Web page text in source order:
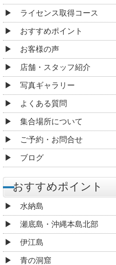
ライセンス取得コース
おすすめポイント
お客様の声
店舗・スタッフ紹介
写真ギャラリー
よくある質問
集合場所について
ご予約・お問合せ
ブログ
おすすめポイント
水納島
瀬底島・沖縄本島北部
伊江島
青の洞窟